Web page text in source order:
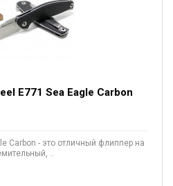
E771 Sea Eagle Carbon
Carbon - это отличный флиппер на
..